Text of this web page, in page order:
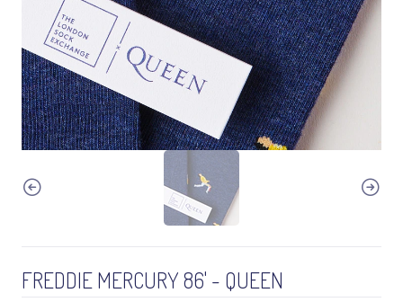
FREDDIE MERCURY 86' - QUEEN